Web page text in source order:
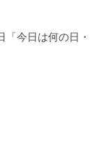
今日は何の日・